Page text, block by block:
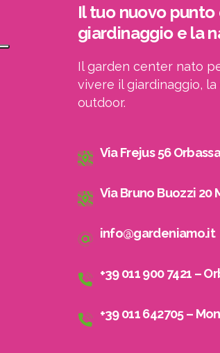
Il tuo nuovo
giardinaggio e la
Il garden center nato
vivere il giardinaggio, la
outdoor.
Via Frejus 56
Via Bruno Buozzi 20
info@gardeniamo.it
+39 011 900 7421 –
+39 011 642705 –